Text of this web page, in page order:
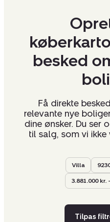
besked
Få direkte
relevante nye
dine ønsker. Du ser
til salg, som vi
Villa
3.881.000 kr.
Tilpas